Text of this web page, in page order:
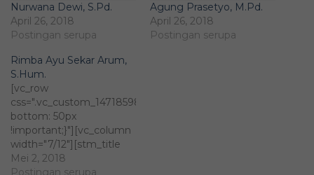
Nurwana Dewi, S.Pd.
April 26, 2018
Postingan serupa
Agung Prasetyo, M.Pd.
April 26, 2018
Postingan serupa
Rimba Ayu Sekar Arum,
S.Hum.
[vc_row
css=".vc_custom_1471859828116{margin-
bottom: 50px
!important;}"][vc_column
width="7/12"][stm_title
title_tag="div"
Mei 2, 2018